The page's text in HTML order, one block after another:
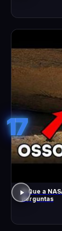
17
O Que a
Perguntas